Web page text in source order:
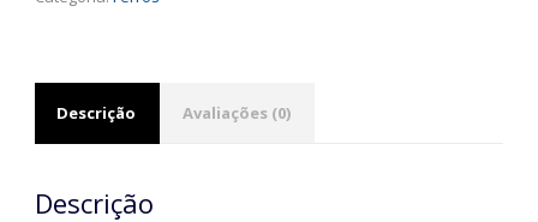
Descrição Avaliações (0)
Descrição